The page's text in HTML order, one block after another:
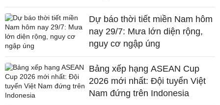
Dự báo thời tiết miền Nam hôm
nay 29/7: Mưa lớn diện rộng,
nguy cơ ngập úng
Bảng xếp hạng ASEAN Cup
2026 mới nhất: Đội tuyển Việt
Nam đứng trên Indonesia